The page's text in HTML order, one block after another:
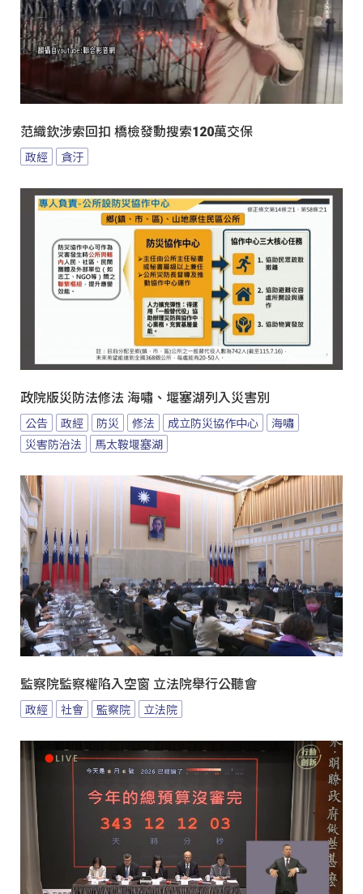
范織欽涉索回扣 橋檢發動搜索120萬交保
政經 貪汙
政院版災防法修法 海嘯、堰塞湖列入災害別
公告 政經 防災 修法 成立防災協作中心
海嘯
災害防治法
馬太鞍堰塞湖
監察院監察權陷入空窗 立法院舉行公聽會
政經 社會 監察院 立法院